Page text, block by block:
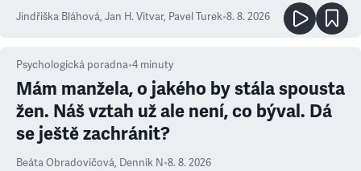
Jindřiška Bláhová, Jan H. Vitvar, Pavel Turek•8. 8. 2026
Psychologická poradna•4 minuty
Mám manžela, o jakého by stála spousta
žen. Náš vztah už ale není, co býval. Dá
se ještě zachránit?
Beáta Obradovičová, Denník N•8. 8. 2026